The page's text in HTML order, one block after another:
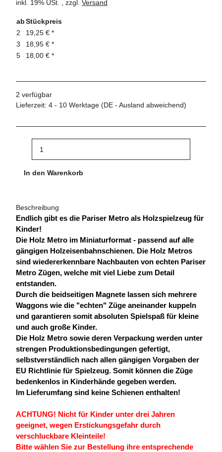
inkl. 19% USt. , zzgl. Versand
abStückpreis
2
19,25 € *
3
18,95 € *
5
18,00 € *
2 verfügbar
Lieferzeit: 4 - 10 Werktage (DE - Ausland abweichend)
In den Warenkorb
Beschreibung
Endlich gibt es die Pariser Metro als Holzspielzeug für
Kinder!
Die Holz Metro im Miniaturformat - passend auf alle
gängigen Holzeisenbahnschienen. Die Holz Metros
sind wiedererkennbare Nachbauten von echten Pariser
Metro Zügen, welche mit viel Liebe zum Detail
entstanden.
Durch die beidseitigen Magnete lassen sich mehrere
Waggons wie die "echten" Züge aneinander kuppeln
und garantieren somit absoluten Spielspaß für kleine
und auch große Kinder.
Die Holz Metro sowie deren Verpackung werden unter
strengen Produktionsbedingungen gefertigt,
selbstverständlich nach allen gängigen Vorgaben der
EU Richtlinie für Spielzeug. Somit können die Züge
bedenkenlos in Kinderhände gegeben werden.
Im Lieferumfang sind keine Schienen enthalten!
ACHTUNG! Nicht für Kinder unter drei Jahren
geeignet, wegen Erstickungsgefahr durch
verschluckbare Kleinteile!
Bitte wählen Sie zur Bestellung ihre entsprechende